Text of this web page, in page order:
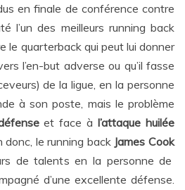
en finale de conférence contre
l’un des meilleurs running back
le quarterback qui peut lui donner
l’en-but adverse ou qu’il fasse
de la ligue, en la personne
à son poste, mais le problème
et face àl’attaque huilée
donc, le running back James Cook
de talents en la personne de
d’une excellente défense.